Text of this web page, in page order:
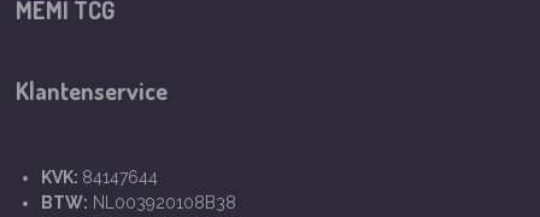
MEMI TCG
Klantenservice
KVK: 84147644
BTW: NL003920108B38